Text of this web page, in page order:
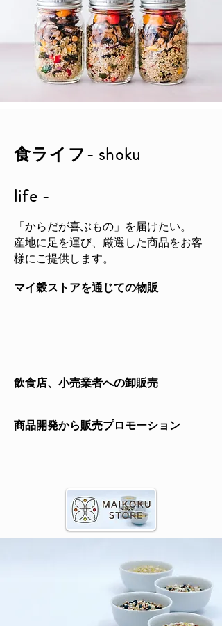
食ライフ- shoku
life -
「からだが喜ぶもの」を届けたい。
産地に足を運び、厳選した商品をお客
様にご提供します。
マイ穀ストアを通じての物販
飲食店、小売業者への卸販売
商品開発から販売プロモーション